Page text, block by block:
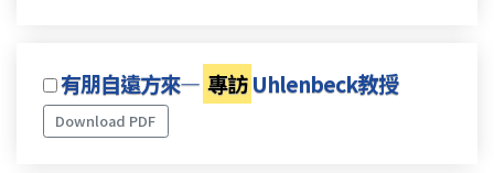
有朋自遠方來— 專訪 Uhlenbeck教授
Download PDF